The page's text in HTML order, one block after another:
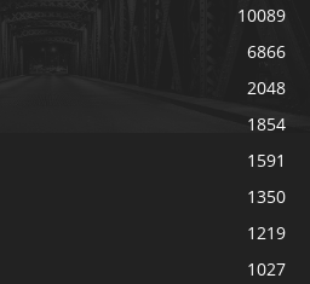
10089
6866
2048
1854
1591
1350
1219
1027